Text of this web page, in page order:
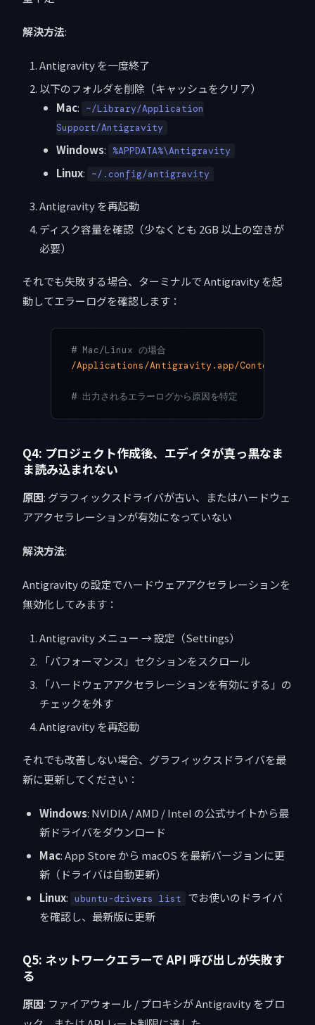
解決方法:
Antigravity を一度終了
以下のフォルダを削除（キャッシュをクリア）
Mac:
~/Library/Application
Support/Antigravity
Windows: %APPDATA%\Antigravity
Linux: ~/.config/antigravity
Antigravity を再起動
ディスク容量を確認（少なくとも 2GB 以上の空きが
必要）
それでも失敗する場合、ターミナルで Antigravity を起
動してエラーログを確認します：
# Mac/Linux の場合
/Applications/Antigravity.app/Contents/
# 出力されるエラーログから原因を特定
Q4: プロジェクト作成後、エディタが真っ黒なま
ま読み込まれない
原因: グラフィックスドライバが古い、またはハードウェ
アアクセラレーションが有効になっていない
解決方法:
Antigravity の設定でハードウェアアクセラレーションを
無効化してみます：
Antigravity メニュー → 設定（Settings）
「パフォーマンス」セクションをスクロール
「ハードウェアアクセラレーションを有効にする」の
チェックを外す
Antigravity を再起動
それでも改善しない場合、グラフィックスドライバを最
新に更新してください：
Windows: NVIDIA / AMD / Intel の公式サイトから最
新ドライバをダウンロード
Mac: App Store から macOS を最新バージョンに更
新（ドライバは自動更新）
Linux: ubuntu-drivers list
でお使いのドライバ
を確認し、最新版に更新
Q5: ネットワークエラーで API 呼び出しが失敗す
る
原因: ファイアウォール / プロキシが Antigravity をブロ